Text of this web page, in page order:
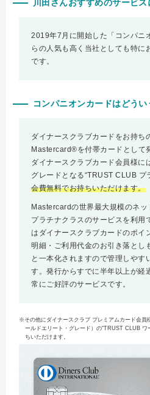
川田さんおすすめのサービス
2019年7月に開始した「コンパニ
らの人気も高く当社としても特に
です。
コンパニオンカードはどう
ダイナースクラブカードをお持ち
Mastercard®を付帯カードとして
ダイナースクラブカード会員様に
グレードとなる“TRUST CLUB プ
会費無料でお持ちいただけます。
Mastercardの世界最大規模のネ
プラチナクラスのサービスを利用
はダイナースクラブカードのポイ
明細・ご利用代金のお引き落とし
と一本化されますので管理しやす
す。発行からすでに半年以上が経
常にご好評のサービスです。
※その他にダイナースクラブ プレミアムカード会員
ールドエリート・グレード）の“TRUST CLUB ワ
ちいただけます。